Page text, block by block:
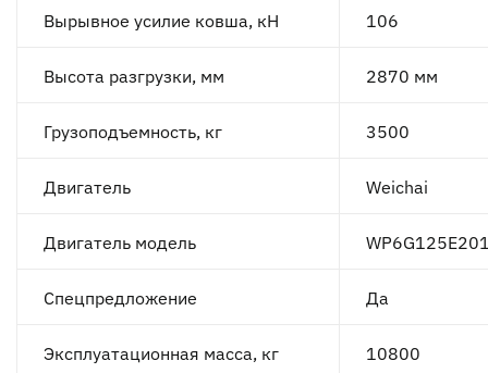
Вырывное усилие ковша, кН 106
Высота разгрузки, мм 2870 мм
Грузоподъемность, кг 3500
Двигатель Weichai
Двигатель модель
Спецпредложение Да
Эксплуатационная масса, кг 10800